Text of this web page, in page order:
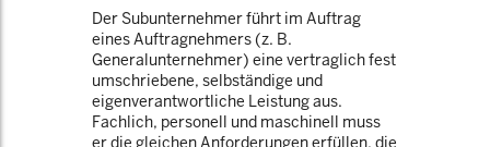
Der Subunternehmer führt im Auftrag
eines Auftragnehmers (z. B.
Generalunternehmer) eine vertraglich fest
umschriebene, selbständige und
eigenverantwortliche Leistung aus.
Fachlich, personell und maschinell muss
er die gleichen Anforderungen erfüllen, die